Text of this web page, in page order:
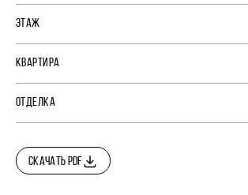
ЭТАЖ
КВАРТИРА
ОТДЕЛКА
СКАЧАТЬ PDF